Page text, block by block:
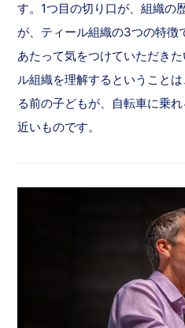
す。1つ目の切り口が、組織の
が、ティール組織の3つの特徴
あたって気をつけていただき
ル組織を理解するということ
る前の子どもが、自転車に乗
近いものです。